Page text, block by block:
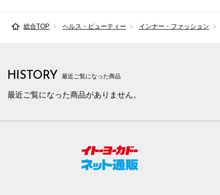
総合TOP ヘルス・ビューティー インナー・ファッション
HISTORY 最近ご覧になった商品
最近ご覧になった商品がありません。